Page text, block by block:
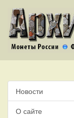
Новости
О сайте